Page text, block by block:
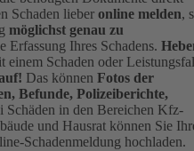
Schaden lieber online melden,
möglichst genau zu
Erfassung Ihres Schadens.
einem Schaden oder
Das können Fotos der
Befunde, Polizeiberichte,
Schäden in den Bereichen Kfz-
und Hausrat können Sie
Schadenmeldung hochladen.